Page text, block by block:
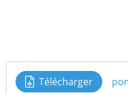
Télécharger